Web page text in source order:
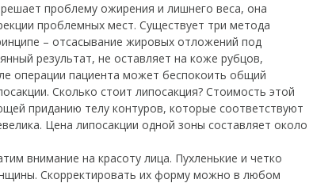
проблему ожирения и лишнего веса, она
проблемных мест. Существует три метода
– отсасывание жировых отложений под
результат, не оставляет на коже рубцов,
операции пациента может беспокоить общий
Сколько стоит липосакция? Стоимость этой
приданию телу контуров, которые соответствуют
Цена липосакции одной зоны составляет около
внимание на красоту лица. Пухленькие и четко
Скорректировать их форму можно в любом